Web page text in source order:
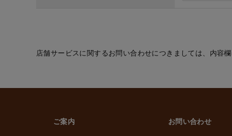
・(１)～(７)に記載し
3. 個人情報の第三
店舗サービスに関するお問い合わせにつきましては、内容
ご案内 お問い合わせ